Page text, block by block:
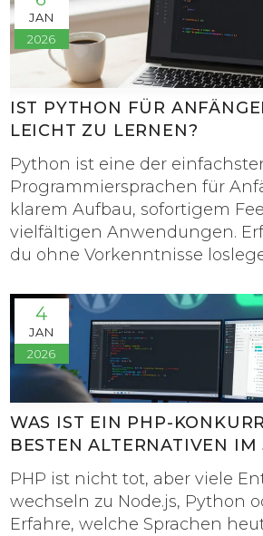
JAN
2026
IST PYTHON FÜR
LEICHT ZU LERNEN?
Python ist eine der
Programmiersprachen für
klarem Aufbau, sofortigem
vielfältigen Anwendungen.
du ohne Vorkenntnisse
4
JAN
2026
WAS IST EIN PHP-
BESTEN ALTERNATIVEN
PHP ist nicht tot, aber viele
wechseln zu Node.js, Python
Erfahre, welche Sprachen